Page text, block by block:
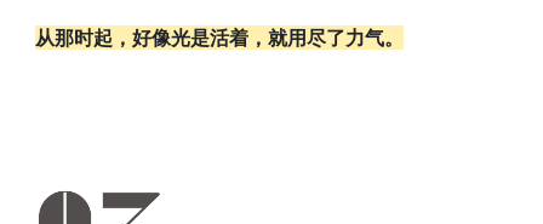
从那时起，好像光是活着，就用尽了力气。